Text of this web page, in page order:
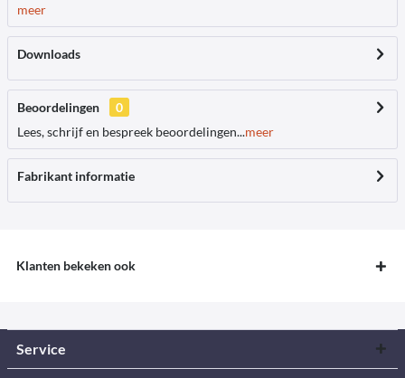
meer
Downloads
Beoordelingen
0
Lees, schrijf en bespreek beoordelingen...meer
Fabrikant informatie
Klanten bekeken ook
Service